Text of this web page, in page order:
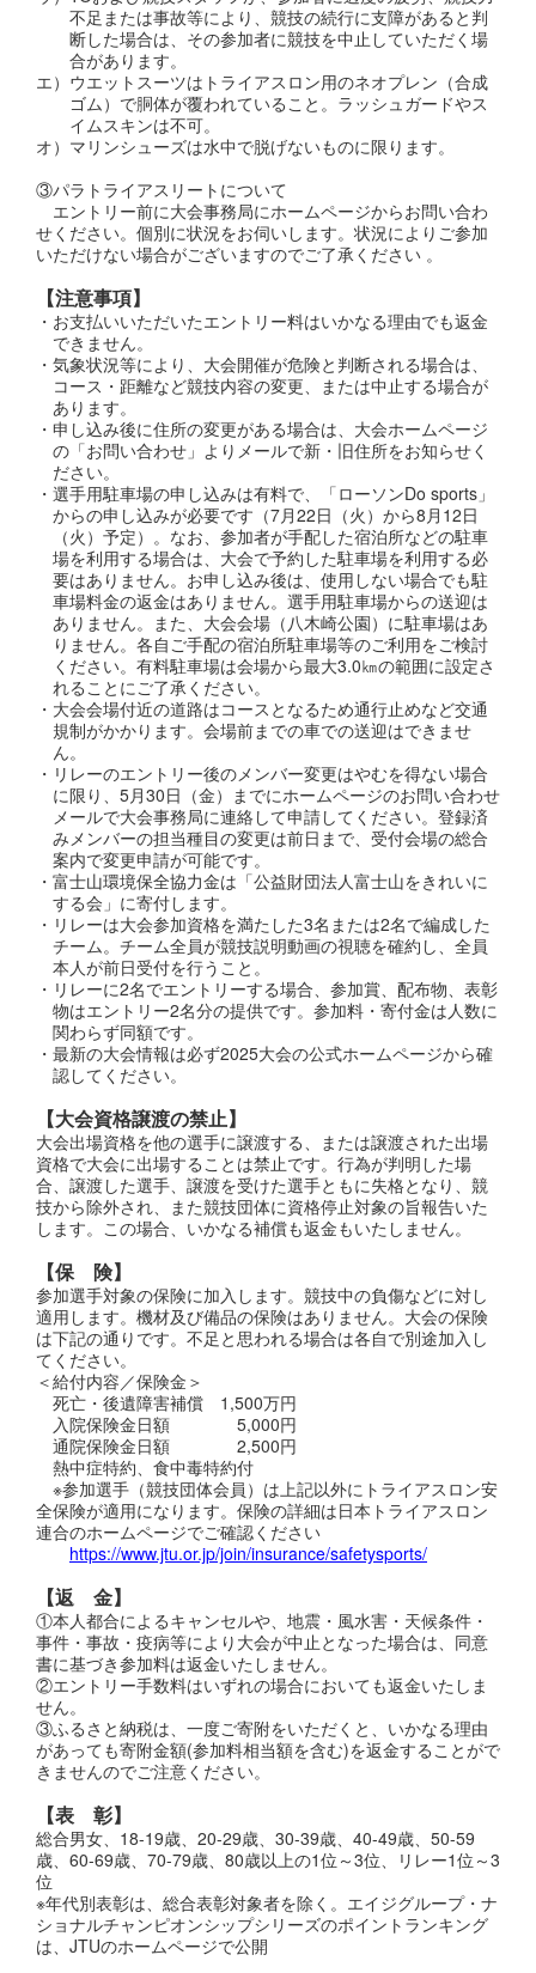
不足または事故等により、競技の続行に支障があると判
断した場合は、その参加者に競技を中止していただく場
合があります。
エ）ウエットスーツはトライアスロン用のネオプレン（合成
ゴム）で胴体が覆われていること。ラッシュガードやス
イムスキンは不可。
オ）マリンシューズは水中で脱げないものに限ります。
③パラトライアスリートについて
エントリー前に大会事務局にホームページからお問い合わ
せください。個別に状況をお伺いします。状況によりご参加
いただけない場合がございますのでご了承ください 。
【注意事項】
・お支払いいただいたエントリー料はいかなる理由でも返金
できません。
・気象状況等により、大会開催が危険と判断される場合は、
コース・距離など競技内容の変更、または中止する場合が
あります。
・申し込み後に住所の変更がある場合は、大会ホームページ
の「お問い合わせ」よりメールで新・旧住所をお知らせく
ださい。
・選手用駐車場の申し込みは有料で、「ローソンDo sports」
からの申し込みが必要です（7月22日（火）から8月12日
（火） 予定）。なお、参加者が手配した宿泊所などの駐車
場を利用する場合は、大会で予約した駐車場を利用する必
要はありません。お申し込み後は、使用しない場合でも駐
車場料金の返金はありません。選手用駐車場からの送迎は
ありません。また、大会会場（八木崎公園）に駐車場はあ
りません。各自ご手配の宿泊所駐車場等のご利用をご検討
ください。有料駐車場は会場から最大3.0㎞の範囲に設定さ
れることにご了承ください。
・大会会場付近の道路はコースとなるため通行止めなど交通
規制がかかります。会場前までの車での送迎はできませ
ん。
・リレーのエントリー後のメンバー変更はやむを得ない場合
に限り、5月30日（金）までにホームページのお問い合わせ
メールで大会事務局に連絡して申請してください。登録済
みメンバーの担当種目の変更は前日まで、受付会場の総合
案内で変更申請が可能です。
・富士山環境保全協力金は「公益財団法人富士山をきれいに
する会」に寄付します。
・リレーは大会参加資格を満たした3名または2名で編成した
チーム。チーム全員が競技説明動画の視聴を確約し、全員
本人が前日受付を行うこと。
・リレーに2名でエントリーする場合、参加賞、配布物、表彰
物はエントリー2名分の提供です。参加料・寄付金は人数に
関わらず同額です。
・最新の大会情報は必ず2025大会の公式ホームページから確
認してください。
【大会資格譲渡の禁止】
大会出場資格を他の選手に譲渡する、または譲渡された出場
資格で大会に出場することは禁止です。行為が判明した場
合、譲渡した選手、譲渡を受けた選手ともに失格となり、競
技から除外され、また競技団体に資格停止対象の旨報告いた
します。この場合、いかなる補償も返金もいたしません。
【保 険】
参加選手対象の保険に加入します。競技中の負傷などに対し
適用します。機材及び備品の保険はありません。大会の保険
は下記の通りです。不足と思われる場合は各自で別途加入し
てください。
＜給付内容／保険金＞
死亡・後遺障害補償 1,500万円
入院保険金日額 5,000円
通院保険金日額 2,500円
熱中症特約、食中毒特約付
※参加選手（競技団体会員）は上記以外にトライアスロン安
全保険が適用になります。保険の詳細は日本トライアスロン
連合のホームページでご確認ください
https://www.jtu.or.jp/join/insurance/safetysports/
【返 金】
①本人都合によるキャンセルや、地震・風水害・天候条件・
事件・事故・疫病等により大会が中止となった場合は、同意
書に基づき参加料は返金いたしません。
②エントリー手数料はいずれの場合においても返金いたしま
せん。
③ふるさと納税は、一度ご寄附をいただくと、いかなる理由
があっても寄附金額(参加料相当額を含む)を返金することがで
きませんのでご注意ください。
【表 彰】
総合男女、18-19歳、20-29歳、30-39歳、40-49歳、50-59
歳、60-69歳、70-79歳、80歳以上の1位～3位、リレー1位～3
位
※年代別表彰は、総合表彰対象者を除く。エイジグループ・ナ
ショナルチャンピオンシップシリーズのポイントランキング
は、JTUのホームページで公開